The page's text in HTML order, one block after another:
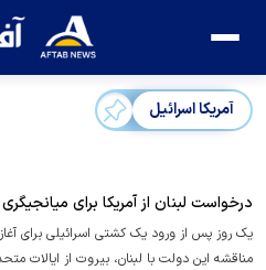
آمریکا اسرائیل
درخواست لبنان از آمریکا برای میانجیگری
یک روز پس از ورود یک کشتی اسرائیلی برای
مناقشه این دولت با لبنان، بیروت از ایالات